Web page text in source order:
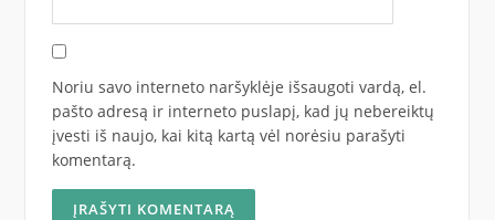
Noriu savo interneto naršyklėje išsaugoti vardą, el.
pašto adresą ir interneto puslapį, kad jų nebereiktų
įvesti iš naujo, kai kitą kartą vėl norėsiu parašyti
komentarą.